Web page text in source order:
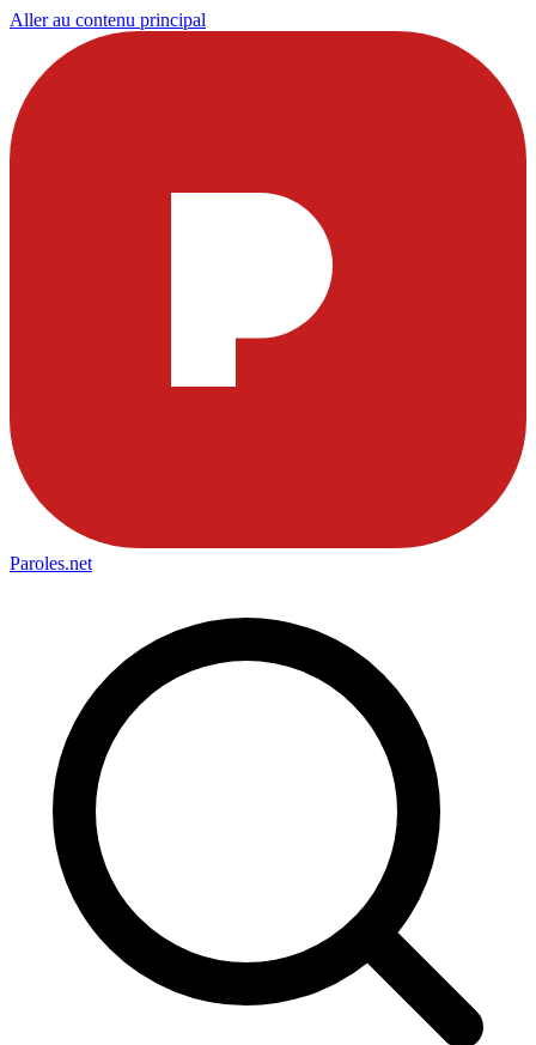
Aller au contenu principal
Paroles.net